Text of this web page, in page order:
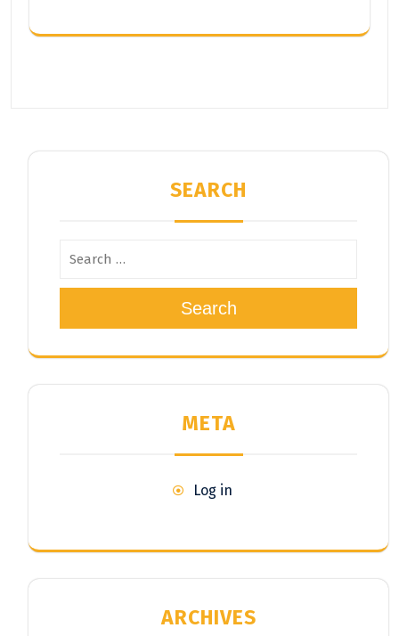
SEARCH
Search
META
Log in
ARCHIVES